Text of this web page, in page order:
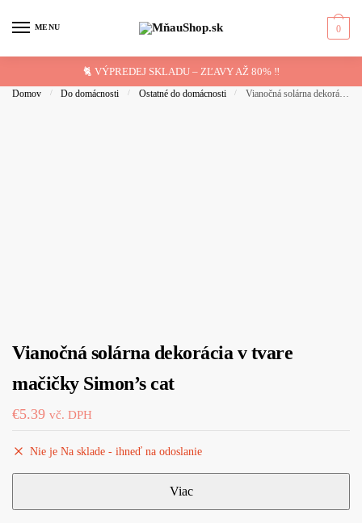
MENU 0
🐈 VÝPREDEJ SKLADU – ZĽAVY AŽ 80% ‼️
Domov / Do domácnosti / Ostatné do domácnosti / Vianočná solárna dekorácia v tvare mačičky Simon’s cat
Vianočná solárna dekorácia v tvare
mačičky Simon’s cat
€5.39 vč. DPH
Nie je Na sklade - ihneď na odoslanie